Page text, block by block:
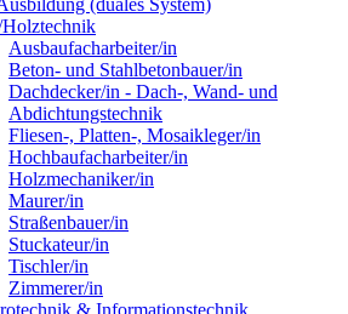
(duales System)
Ausbaufacharbeiter/in
Beton- und Stahlbetonbauer/in
Dachdecker/in - Dach-, Wand- und
Abdichtungstechnik
Fliesen-, Platten-, Mosaikleger/in
Hochbaufacharbeiter/in
Holzmechaniker/in
Maurer/in
Straßenbauer/in
Stuckateur/in
Tischler/in
Zimmerer/in